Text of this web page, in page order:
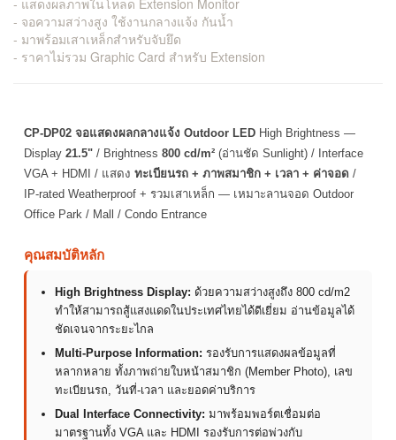
- แสดงผลภาพในโหลด Extension Monitor
- จอความสว่างสูง ใช้งานกลางแจ้ง กันน้ำ
- มาพร้อมเสาเหล็กสำหรับจับยึด
- ราคาไม่รวม Graphic Card สำหรับ Extension
CP-DP02 จอแสดงผลกลางแจ้ง Outdoor LED High Brightness —
Display 21.5" / Brightness 800 cd/m² (อ่านชัด Sunlight) / Interface
VGA + HDMI / แสดง ทะเบียนรถ + ภาพสมาชิก + เวลา + ค่าจอด /
IP-rated Weatherproof + รวมเสาเหล็ก — เหมาะลานจอด Outdoor
Office Park / Mall / Condo Entrance
คุณสมบัติหลัก
High Brightness Display: ด้วยความสว่างสูงถึง 800 cd/m2
ทำให้สามารถสู้แสงแดดในประเทศไทยได้ดีเยี่ยม อ่านข้อมูลได้
ชัดเจนจากระยะไกล
Multi-Purpose Information: รองรับการแสดงผลข้อมูลที่
หลากหลาย ทั้งภาพถ่ายใบหน้าสมาชิก (Member Photo), เลข
ทะเบียนรถ, วันที่-เวลา และยอดค่าบริการ
Dual Interface Connectivity: มาพร้อมพอร์ตเชื่อมต่อ
มาตรฐานทั้ง VGA และ HDMI รองรับการต่อพ่วงกับ